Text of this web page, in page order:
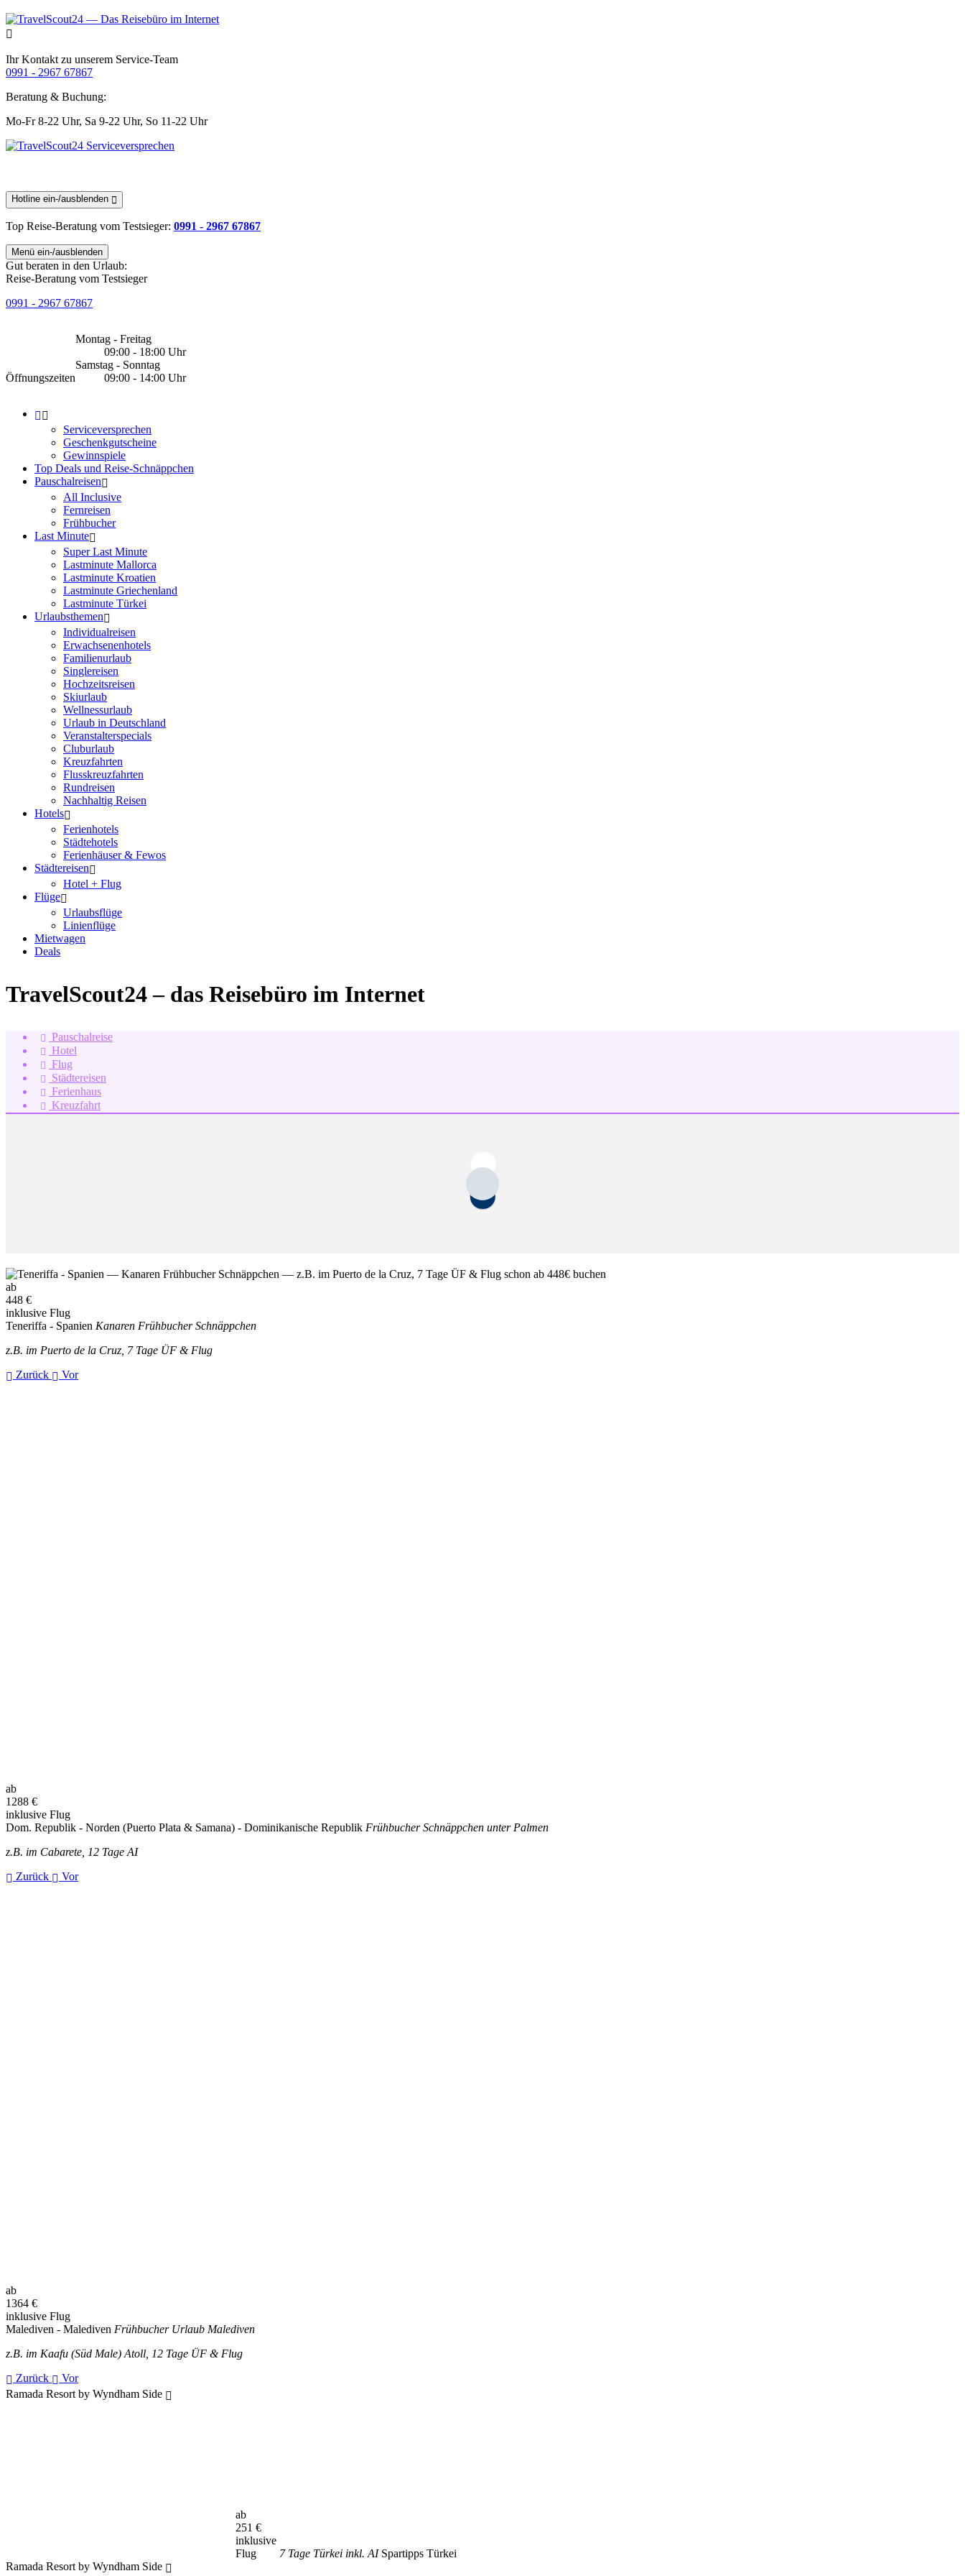
Ihr Kontakt zu unserem Service-Team
0991 - 2967 67867
Beratung & Buchung:
Mo-Fr 8-22 Uhr, Sa 9-22 Uhr, So 11-22 Uhr
Hotline ein-/ausblenden
Top Reise-Beratung vom Testsieger: 0991 - 2967 67867
Menü ein-/ausblenden
Gut beraten in den Urlaub:
Reise-Beratung vom Testsieger
0991 - 2967 67867
Öffnungszeiten
Montag - Freitag
09:00 - 18:00 Uhr
Samstag - Sonntag
09:00 - 14:00 Uhr
Serviceversprechen
Geschenkgutscheine
Gewinnspiele
Top Deals und Reise-Schnäppchen
Pauschalreisen
All Inclusive
Fernreisen
Frühbucher
Last Minute
Super Last Minute
Lastminute Mallorca
Lastminute Kroatien
Lastminute Griechenland
Lastminute Türkei
Urlaubsthemen
Individualreisen
Erwachsenenhotels
Familienurlaub
Singlereisen
Hochzeitsreisen
Skiurlaub
Wellnessurlaub
Urlaub in Deutschland
Veranstalterspecials
Cluburlaub
Kreuzfahrten
Flusskreuzfahrten
Rundreisen
Nachhaltig Reisen
Hotels
Ferienhotels
Städtehotels
Ferienhäuser & Fewos
Städtereisen
Hotel + Flug
Flüge
Urlaubsflüge
Linienflüge
Mietwagen
Deals
TravelScout24 – das Reisebüro im Internet
Pauschalreise
Hotel
Flug
Städtereisen
Ferienhaus
Kreuzfahrt
ab
448 €
inklusive Flug
Teneriffa - Spanien Kanaren Frühbucher Schnäppchen
z.B. im Puerto de la Cruz, 7 Tage ÜF & Flug
Zurück
Vor
ab
1288 €
inklusive Flug
Dom. Republik - Norden (Puerto Plata & Samana) - Dominikanische Republik Frühbucher Schnäppchen unter Palmen
z.B. im Cabarete, 12 Tage AI
Zurück
Vor
ab
1364 €
inklusive Flug
Malediven - Malediven Frühbucher Urlaub Malediven
z.B. im Kaafu (Süd Male) Atoll, 12 Tage ÜF & Flug
Zurück
Vor
Ramada Resort by Wyndham Side
ab
251 €
inklusive
Flug
7 Tage Türkei inkl. AI Spartipps Türkei
Ramada Resort by Wyndham Side